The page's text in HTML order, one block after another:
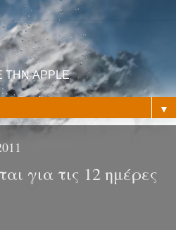
ΤΗΝ APPLE
▼
για τις 12 ημέρες